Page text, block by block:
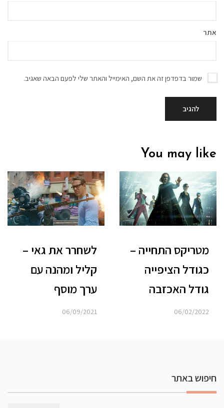
אתר
שמור בדפדפן זה את השם, האימייל והאתר שלי לפעם הבאה שאגיב.
You may like
מטריקס התחייה –
כגודל הציפייה
גודל האכזבה
06/02/2022
לשחרר את גאי –
קליל ומהנה עם
ערך מוסף
06/09/2021
חיפוש באתר